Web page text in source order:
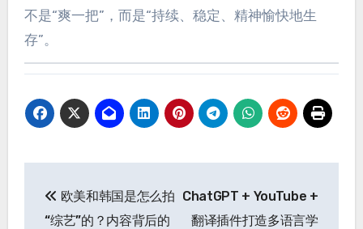
不是“爽一把”，而是“持续、稳定、精神愉快地生
存”。
章
欧美和韩国是怎么拍
“综艺”的？内容背后的
ChatGPT + YouTube +
翻译插件打造多语言学